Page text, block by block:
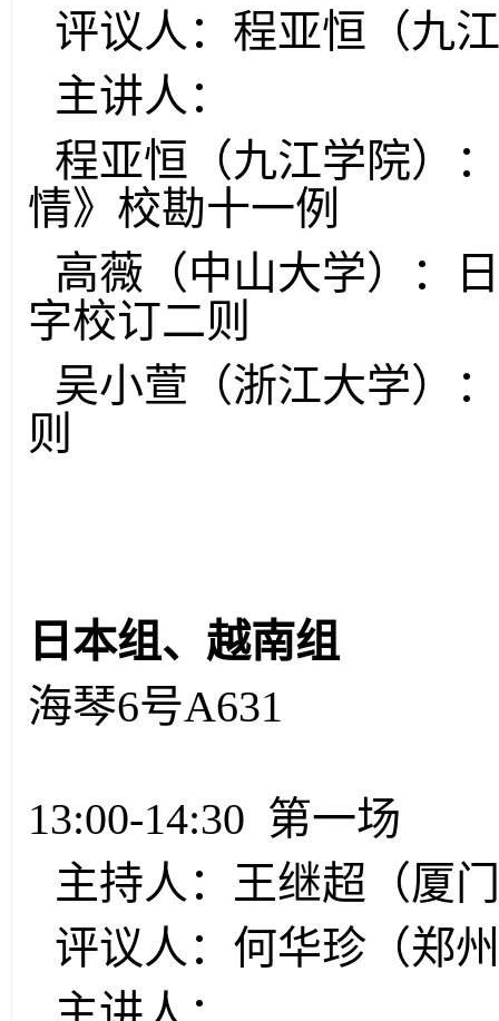
评议人：程亚恒（九
主讲人：
程亚恒（九江学院）
情》校勘十一例
高薇（中山大学）：
字校订二则
吴小萱（浙江大学）
则
日本组、越南组
海琴6号A631
13:00-14:30 第一场
主持人：王继超（厦
评议人：何华珍（郑